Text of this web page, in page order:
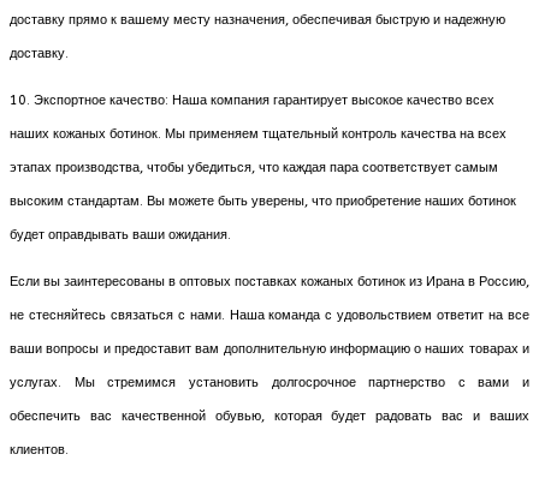
доставку прямо к вашему месту назначения, обеспечивая быструю и надежную
доставку.
10. Экспортное качество: Наша компания гарантирует высокое качество всех
наших кожаных ботинок. Мы применяем тщательный контроль качества на всех
этапах производства, чтобы убедиться, что каждая пара соответствует самым
высоким стандартам. Вы можете быть уверены, что приобретение наших ботинок
будет оправдывать ваши ожидания.
Если вы заинтересованы в оптовых поставках кожаных ботинок из Ирана в Россию,
не стесняйтесь связаться с нами. Наша команда с удовольствием ответит на все
ваши вопросы и предоставит вам дополнительную информацию о наших товарах и
услугах. Мы стремимся установить долгосрочное партнерство с вами и
обеспечить вас качественной обувью, которая будет радовать вас и ваших
клиентов.